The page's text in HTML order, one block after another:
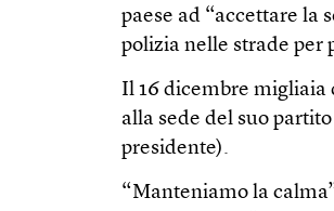
paese ad “accettare la
polizia nelle strade per
Il 16 dicembre migliaia
alla sede del suo
presidente).
“Manteniamo la